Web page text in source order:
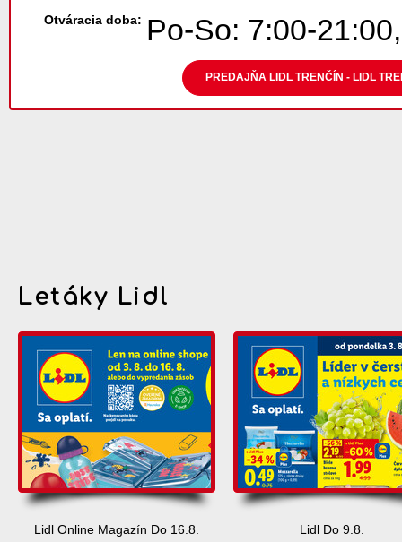
Otváracia doba: Po-So: 7:00-
PREDAJŇA LIDL TRENČÍN - LIDL
Letáky Lidl
Lidl Online Magazín Do 16.8. Lidl Do 9.8.